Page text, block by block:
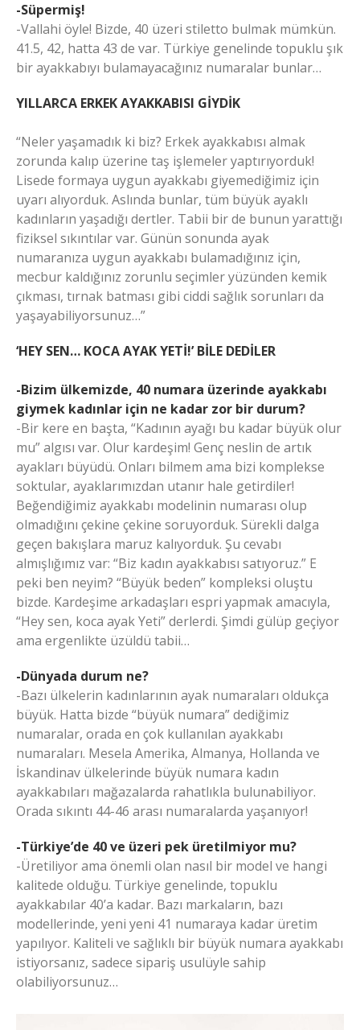
-Süpermiş!
-Vallahi öyle! Bizde, 40 üzeri stiletto bulmak mümkün.
41.5, 42, hatta 43 de var. Türkiye genelinde topuklu şık
bir ayakkabıyı bulamayacağınız numaralar bunlar…
YILLARCA ERKEK AYAKKABISI GİYDİK
“Neler yaşamadık ki biz? Erkek ayakkabısı almak
zorunda kalıp üzerine taş işlemeler yaptırıyorduk!
Lisede formaya uygun ayakkabı giyemediğimiz için
uyarı alıyorduk. Aslında bunlar, tüm büyük ayaklı
kadınların yaşadığı dertler. Tabii bir de bunun yarattığı
fiziksel sıkıntılar var. Günün sonunda ayak
numaranıza uygun ayakkabı bulamadığınız için,
mecbur kaldığınız zorunlu seçimler yüzünden kemik
çıkması, tırnak batması gibi ciddi sağlık sorunları da
yaşayabiliyorsunuz…”
‘HEY SEN… KOCA AYAK YETİ!’ BİLE DEDİLER
-Bizim ülkemizde, 40 numara üzerinde ayakkabı
giymek kadınlar için ne kadar zor bir durum?
-Bir kere en başta, “Kadının ayağı bu kadar büyük olur
mu” algısı var. Olur kardeşim! Genç neslin de artık
ayakları büyüdü. Onları bilmem ama bizi komplekse
soktular, ayaklarımızdan utanır hale getirdiler!
Beğendiğimiz ayakkabı modelinin numarası olup
olmadığını çekine çekine soruyorduk. Sürekli dalga
geçen bakışlara maruz kalıyorduk. Şu cevabı
almışlığımız var: “Biz kadın ayakkabısı satıyoruz.” E
peki ben neyim? “Büyük beden” kompleksi oluştu
bizde. Kardeşime arkadaşları espri yapmak amacıyla,
“Hey sen, koca ayak Yeti” derlerdi. Şimdi gülüp geçiyor
ama ergenlikte üzüldü tabii…
-Dünyada durum ne?
-Bazı ülkelerin kadınlarının ayak numaraları oldukça
büyük. Hatta bizde “büyük numara” dediğimiz
numaralar, orada en çok kullanılan ayakkabı
numaraları. Mesela Amerika, Almanya, Hollanda ve
İskandinav ülkelerinde büyük numara kadın
ayakkabıları mağazalarda rahatlıkla bulunabiliyor.
Orada sıkıntı 44-46 arası numaralarda yaşanıyor!
-Türkiye’de 40 ve üzeri pek üretilmiyor mu?
-Üretiliyor ama önemli olan nasıl bir model ve hangi
kalitede olduğu. Türkiye genelinde, topuklu
ayakkabılar 40’a kadar. Bazı markaların, bazı
modellerinde, yeni yeni 41 numaraya kadar üretim
yapılıyor. Kaliteli ve sağlıklı bir büyük numara ayakkabı
istiyorsanız, sadece sipariş usulüyle sahip
olabiliyorsunuz…